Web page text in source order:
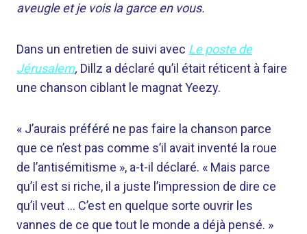
aveugle et je vois la garce en vous.
Dans un entretien de suivi avec Le poste de
Jérusalem, Dillz a déclaré qu’il était réticent à faire
une chanson ciblant le magnat Yeezy.
« J’aurais préféré ne pas faire la chanson parce
que ce n’est pas comme s’il avait inventé la roue
de l’antisémitisme », a-t-il déclaré. « Mais parce
qu’il est si riche, il a juste l’impression de dire ce
qu’il veut … C’est en quelque sorte ouvrir les
vannes de ce que tout le monde a déjà pensé. »